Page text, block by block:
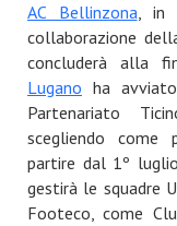
AC Bellinzona, in
collaborazione
concluderà alla
Lugano ha
Partenariato
scegliendo come
partire dal 1º
gestirà le squadre
Footeco, come